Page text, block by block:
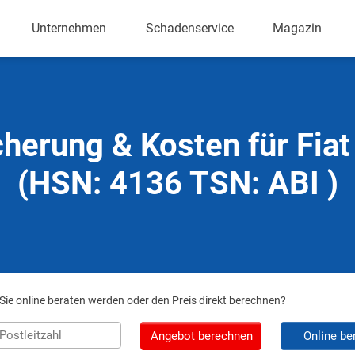
Unternehmen Schadenservice Magazin
& Kosten für
(HSN: 4136 TSN: ABI )
online beraten werden oder den Preis direkt berechnen?
Angebot berechnen Online